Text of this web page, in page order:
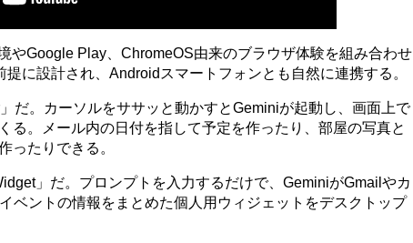
Google Play、ChromeOS由来のブラウザ体験を組み合わせ
に設計され、Androidスマートフォンとも自然に連携する。
だ。カーソルをササッと動かすとGeminiが起動し、画面上で
る。メール内の日付を指して予定を作ったり、部屋の写真と
ったりできる。
」だ。プロンプトを入力するだけで、GeminiがGmailやカ
ベントの情報をまとめた個人用ウィジェットをデスクトップ